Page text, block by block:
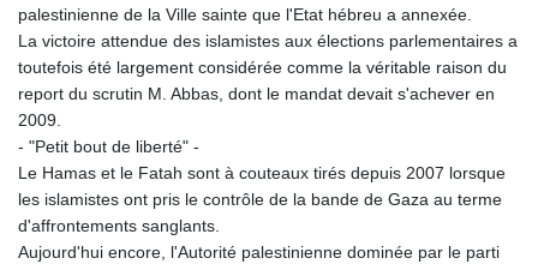
palestinienne de la Ville sainte que l'Etat hébreu a annexée.
La victoire attendue des islamistes aux élections parlementaires a
toutefois été largement considérée comme la véritable raison du
report du scrutin M. Abbas, dont le mandat devait s'achever en
2009.
- "Petit bout de liberté" -
Le Hamas et le Fatah sont à couteaux tirés depuis 2007 lorsque
les islamistes ont pris le contrôle de la bande de Gaza au terme
d'affrontements sanglants.
Aujourd'hui encore, l'Autorité palestinienne dominée par le parti